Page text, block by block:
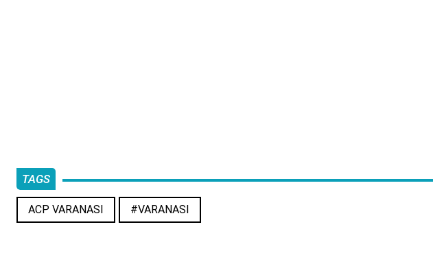
TAGS
ACP VARANASI #VARANASI